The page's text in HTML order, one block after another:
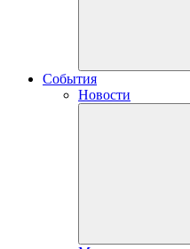
События
Новости